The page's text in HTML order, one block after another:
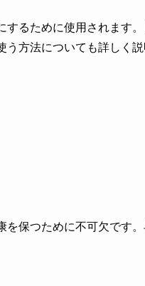
するために使用されます
方法についても詳しく説
を保つために不可欠です